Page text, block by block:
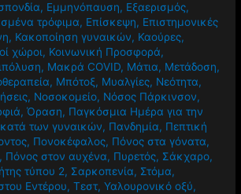
, Εμμηνόπαυση, Εξαερισμός,
τρόφιμα, Επίσκεψη, Επιστημονικές
, Κακοποίηση γυναικών, Καούρες,
χώροι, Κοινωνική Προσφορά,
, Μακρά COVID, Μάτια, Μετάδοση,
, Μπότοξ, Μυαλγίες, Νεότητα,
, Νοσοκομείο, Νόσος Πάρκινσον,
,Όραση, Παγκόσμια Ημέρα για την
κατά των γυναικών, Πανδημία, Πεπτική
, Πονοκέφαλος, Πόνος στα γόνατα,
, Πόνος στον αυχένα, Πυρετός, Σάκχαρο,
τύπου 2, Σαρκοπενία, Στόμα,
Εντέρου,Τεστ,Υαλουρονικό οξύ,